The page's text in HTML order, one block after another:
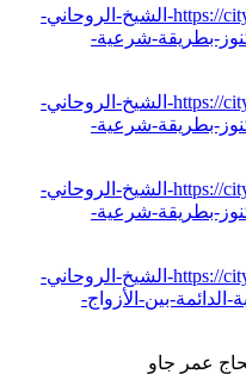
https://cityupload.io/2025/11/00447822017122-الشيخ-الروحاني-
بطريقة-شرعية-
https://cityupload.io/2025/11/00447822017122-الشيخ-الروحاني-
بطريقة-شرعية-
https://cityupload.io/2025/11/00447822017122-الشيخ-الروحاني-
بطريقة-شرعية-
https://cityupload.io/2025/11/00447822017122-الشيخ-الروحاني-
بين-الأزواج-
عمر جاو